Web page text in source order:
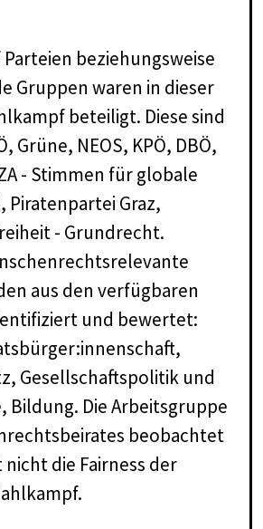
beziehungsweise
Gruppen waren in dieser
beteiligt. Diese sind
Grüne, NEOS, KPÖ, DBÖ,
- Stimmen für globale
Piratenpartei Graz,
- Grundrecht.
aus den verfügbaren
und bewertet:
Gesellschaftspolitik und
Bildung. Die Arbeitsgruppe
beobachtet
die Fairness der